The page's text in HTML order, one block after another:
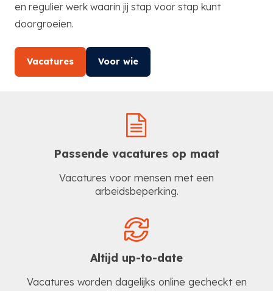
en regulier werk waarin jij stap voor stap kunt
doorgroeien.
Vacatures Voor wie
Passende vacatures op maat
Vacatures voor mensen met een
arbeidsbeperking.
Altijd up-to-date
Vacatures worden dagelijks online gecheckt en